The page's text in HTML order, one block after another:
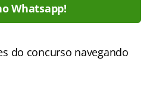
Whatsapp!
do concurso navegando